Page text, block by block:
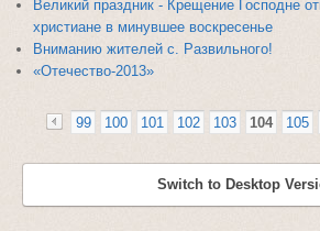
Великий праздник - Крещение Господне
христиане в минувшее воскресенье
Вниманию жителей с. Развильного!
«Отечество-2013»
«
99 100 101 102 103 104 105
Switch to Desktop